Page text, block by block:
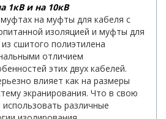
1кВ и на 10кВ
на муфты для кабеля с
изоляцией и муфты для
сшитого полиэтилена
отличием
этих двух кабелей.
влияет как на размеры
экранирования. Что в свою
различные